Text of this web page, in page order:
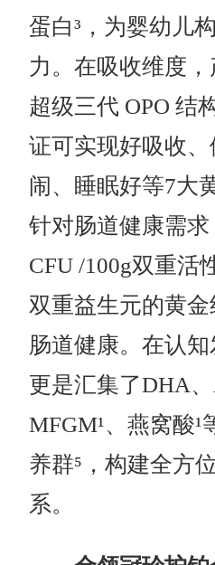
蛋白³，为婴幼儿
力。在吸收维度
超级三代 OPO 结
证可实现好吸收
闹、睡眠好等7大
针对肠道健康需
CFU /100g双重活
双重益生元的黄
肠道健康。在认
更是汇集了DHA、
MFGM¹、燕窝酸¹
养群⁵，构建全方
系。